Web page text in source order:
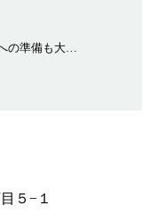
の準備も大…
５−１